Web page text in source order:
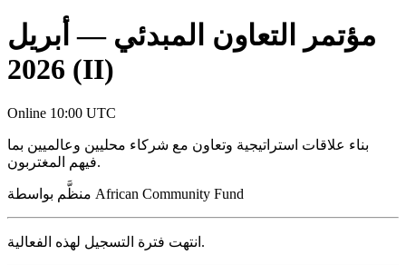
مؤتمر التعاون المبدئي — أبريل
2026 (II)
Online 10:00 UTC
بناء علاقات استراتيجية وتعاون مع شركاء محليين وعالميين بما
فيهم المغتربون.
African Community Fund
انتهت فترة التسجيل لهذه الفعالية.